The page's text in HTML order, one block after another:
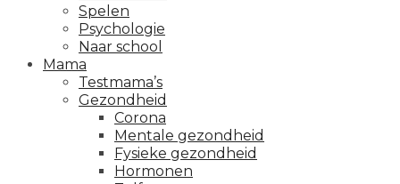
Spelen
Psychologie
Naar school
Mama
Testmama’s
Gezondheid
Corona
Mentale gezondheid
Fysieke gezondheid
Hormonen